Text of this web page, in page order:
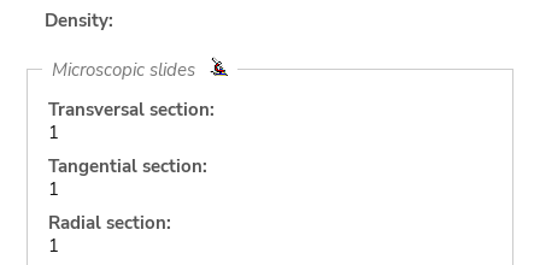
Density:
Microscopic slides
Transversal section:
1
Tangential section:
1
Radial section:
1